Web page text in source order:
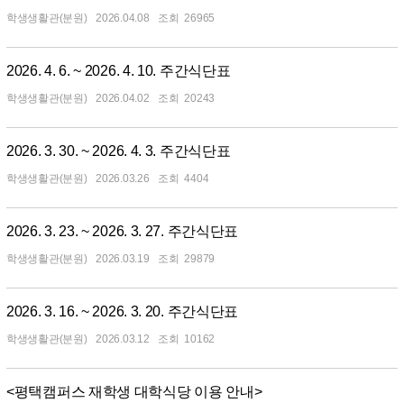
학생생활관(분원) 2026.04.08 26965
2026. 4. 6. ~ 2026. 4. 10. 주간식단표
학생생활관(분원) 2026.04.02 20243
2026. 3. 30. ~ 2026. 4. 3. 주간식단표
학생생활관(분원) 2026.03.26 4404
2026. 3. 23. ~ 2026. 3. 27. 주간식단표
학생생활관(분원) 2026.03.19 29879
2026. 3. 16. ~ 2026. 3. 20. 주간식단표
학생생활관(분원) 2026.03.12 10162
<평택캠퍼스 재학생 대학식당 이용 안내>